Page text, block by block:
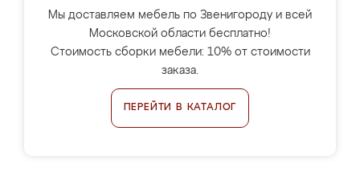
Мы доставляем мебель по Звенигороду и всей
Московской области бесплатно!
Стоимость сборки мебели: 10% от стоимости
заказа.
ПЕРЕЙТИ В КАТАЛОГ